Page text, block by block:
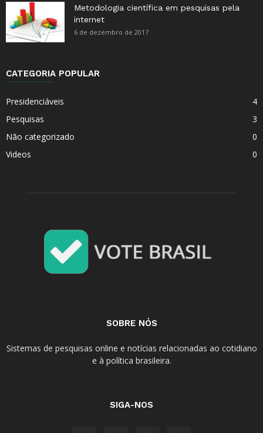
Metodologia científica em pesquisas pela
internet
6 de dezembro de 2017
CATEGORIA POPULAR
Presidenciáveis
4
Pesquisas
3
Não categorizado
0
Videos
0
SOBRE NÓS
Sistemas de pesquisas online e notícias relacionadas ao cotidiano
e à política brasileira.
SIGA-NOS